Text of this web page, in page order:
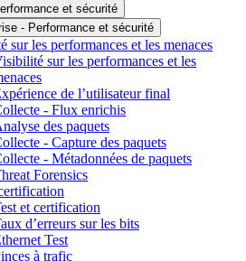
et sécurité
- Performance et sécurité
sur les performances et les menaces
sur les performances et les
de l’utilisateur final
- Flux enrichis
des paquets
- Capture des paquets
- Métadonnées de paquets
Forensics
et certification
d’erreurs sur les bits
Test
à trafic